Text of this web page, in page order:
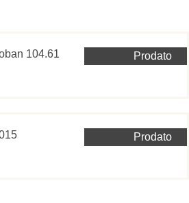
Prodato
Prodato